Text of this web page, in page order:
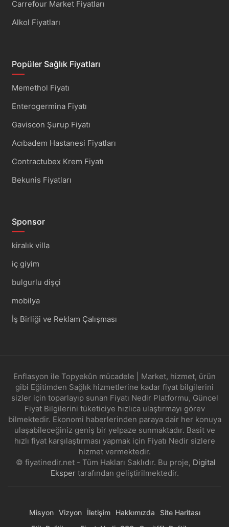
Carrefour Market Fiyatları
Alkol Fiyatları
Popüler Sağlık Fiyatları
Memethol Fiyatı
Enterogermina Fiyatı
Gaviscon Şurup Fiyatı
Acıbadem Hastanesi Fiyatları
Contractubex Krem Fiyatı
Bekunis Fiyatları
Sponsor
kiralık villa
iç giyim
bulgurlu dişçi
mobilya
İş Birliği ve Reklam Çalışması
Enflasyon ile Topyekûn mücadele | Market, hizmet, ürün
gibi Eğitimden Sağlık hizmetlerine kadar fiyat bilgilerini
sizler için toparlayıp sunan Fiyatı Nedir Platformu, Güncel
Fiyat Bilgilerini tüketiciye hızlıca ulaştırmayı görev
bilmektedir. Ekonomi haberlerinden paraya dair her konuya
ulaşabileceğiniz geniş bir yelpaze sunmaktadır. Basit ve
hızlı fiyat karşılaştırması yapmak için Fiyatı Nedir sizlere
hizmet vermektedir.
© fiyatinedir.net - Tüm Hakları Saklıdır. Bu proje, Digital
Ekspertarafından geliştirilmektedir.
Misyon Vizyon İletişim Hakkımızda
Site Haritası